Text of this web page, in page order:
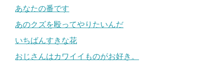
あなたの番です
あのクズを殴ってやりたいんだ
いちばんすきな花
おじさんはカワイイものがお好き。